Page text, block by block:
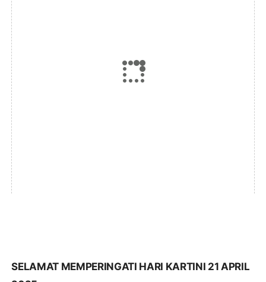
SELAMAT MEMPERINGATI HARI KARTINI 21 APRIL